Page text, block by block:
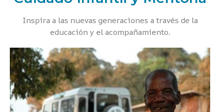
Inspira a las nuevas generaciones a través de la
educación y el acompañamiento.